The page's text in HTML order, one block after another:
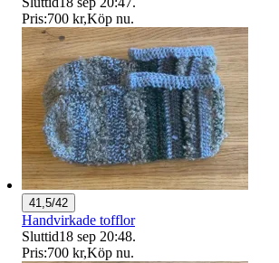
Pris:700 kr,Köp nu.
41,5/42
Handvirkade tofflor
Sluttid18 sep 20:48.
Pris:700 kr,Köp nu.